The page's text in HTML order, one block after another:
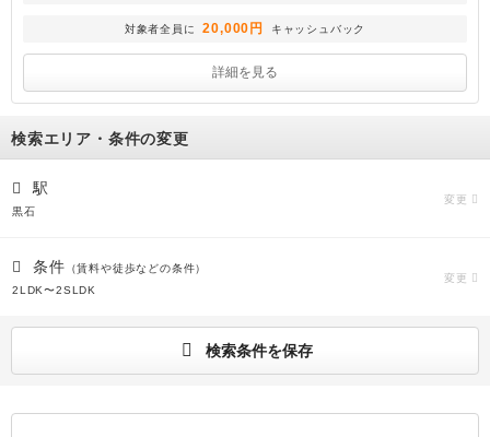
対象者全員に 20,000円 キャッシュバック
詳細を見る
検索エリア・条件の変更
駅
黒石
変更
条件 （賃料や徒歩などの条件）
2LDK〜2SLDK
変更
検索条件を保存